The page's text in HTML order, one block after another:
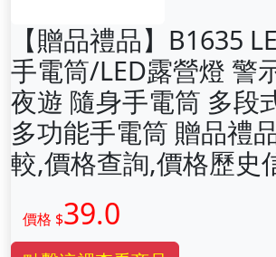
【贈品禮品】B1635
手電筒/LED露營燈 警
夜遊 隨身手電筒 多段
多功能手電筒 贈品禮
較,價格查詢,價格歷史
價格 $39.0